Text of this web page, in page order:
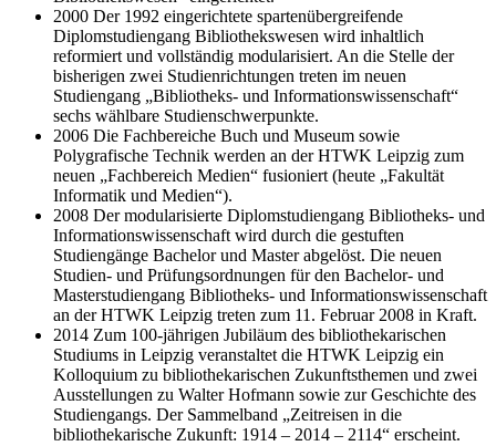
2000 Der 1992 eingerichtete spartenübergreifende
Diplomstudiengang Bibliothekswesen wird inhaltlich
reformiert und vollständig modularisiert. An die Stelle der
bisherigen zwei Studienrichtungen treten im neuen
Studiengang „Bibliotheks- und Informationswissenschaft“
sechs wählbare Studienschwerpunkte.
2006 Die Fachbereiche Buch und Museum sowie
Polygrafische Technik werden an der HTWK Leipzig zum
neuen „Fachbereich Medien“ fusioniert (heute „Fakultät
Informatik und Medien“).
2008 Der modularisierte Diplomstudiengang Bibliotheks- und
Informationswissenschaft wird durch die gestuften
Studiengänge Bachelor und Master abgelöst. Die neuen
Studien- und Prüfungsordnungen für den Bachelor- und
Masterstudiengang Bibliotheks- und Informationswissenschaft
an der HTWK Leipzig treten zum 11. Februar 2008 in Kraft.
2014 Zum 100-jährigen Jubiläum des bibliothekarischen
Studiums in Leipzig veranstaltet die HTWK Leipzig ein
Kolloquium zu bibliothekarischen Zukunftsthemen und zwei
Ausstellungen zu Walter Hofmann sowie zur Geschichte des
Studiengangs. Der Sammelband „Zeitreisen in die
bibliothekarische Zukunft: 1914 – 2014 – 2114“ erscheint.